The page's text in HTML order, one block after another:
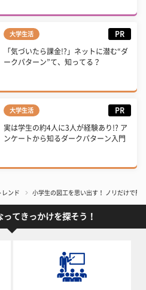
大学生活 PR
「気づいたら課金!?」ネットに潜む“ダ
ークパターン”て、知ってる？
大学生活 PR
実は学生の約4人に3人が経験あり!? ア
ンケートから知るダークパターン入門
レンド 小学生の図工を思い出す！ ノリだけで簡
てきっかけを探そう！